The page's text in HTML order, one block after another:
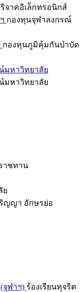
จาคอิเล็กทรอนิกส์
กองทุนจุฬาลงกรณ์
กองทุนภูมิคุ้มกันบำบัด
มหาวิทยาลัย
มหาวิทยาลัย
าชทาน
ย
ญญา อักษรย่อ
จุฬาฯ) ร้องเรียนทุจริต